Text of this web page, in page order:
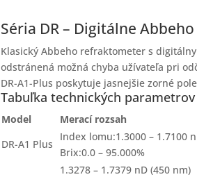
Séria DR – Digitálne
Klasický Abbeho refraktometer s
odstránená možná chyba užívateľa pri
DR-A1-Plus poskytuje jasnejšie zorné
Tabuľka technických
Model Merací rozsah
DR-A1 Plus
Index lomu:1.3000 – 1.7100
Brix:0.0 – 95.000%
1.3278 – 1.7379 nD (450 nm)